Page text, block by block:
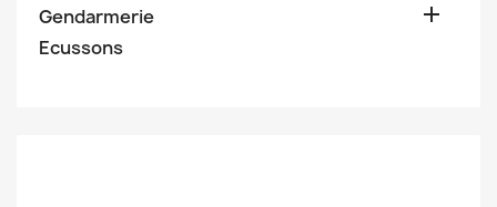
Gendarmerie

Ecussons